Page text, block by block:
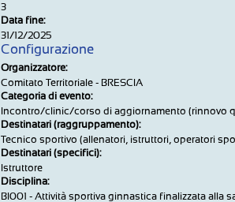
3
Data fine:
31/12/2025
Configurazione
Organizzatore:
Comitato Territoriale - BRESCIA
Categoria di evento:
Incontro/clinic/corso di aggiornamento (rinnovo
Destinatari (raggruppamento):
Tecnico sportivo (allenatori, istruttori, operatori
Destinatari (specifici):
Istruttore
Disciplina:
BI001 - Attività sportiva ginnastica finalizzata alla